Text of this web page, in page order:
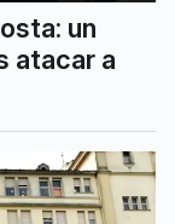
un
atacar a